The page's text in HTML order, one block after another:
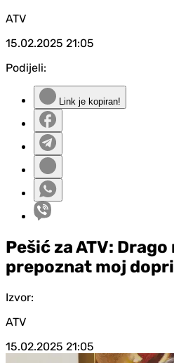
ATV
15.02.2025 21:05
Podijeli:
Link je kopiran!
Pešić za ATV: Drago
prepoznat moj
Izvor:
ATV
15.02.2025 21:05